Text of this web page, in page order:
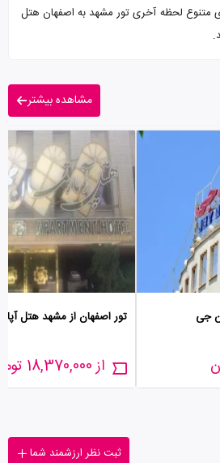
متنوع لحظه آخری تور مشهد به اصفهان هتل
مشاهده بیشتر
جی تور اصفهان از مشهد هتل
از 18,370,000 تومان
ثبت نظر ارزشمند شما